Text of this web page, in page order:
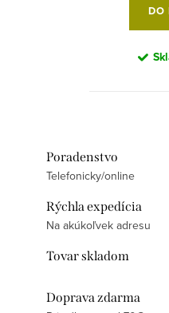
DO
Poradenstvo
Telefonicky/online
Rýchla expedícia
Na akúkoľvek adresu
Tovar skladom
Doprava zdarma